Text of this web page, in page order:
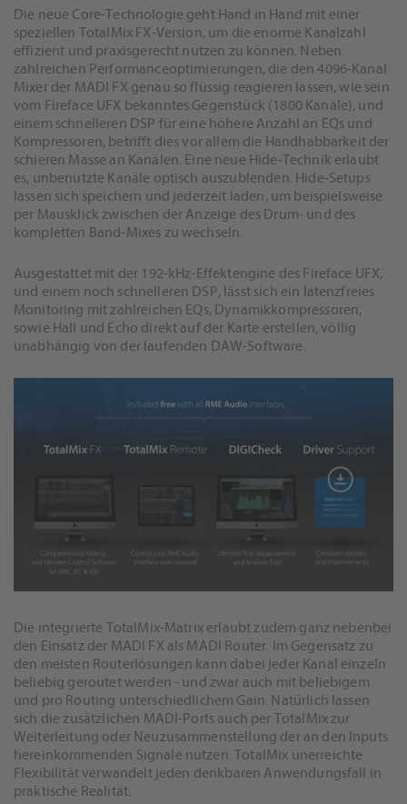
Die neue Core-Technologie geht Hand in Hand mit einer
speziellen TotalMix FX-Version, um die enorme Kanalzahl
effizient und praxisgerecht nutzen zu können. Neben
zahlreichen Performanceoptimierungen, die den 4096-Kanal
Mixer der MADI FX genau so flüssig reagieren lassen, wie sein
vom Fireface UFX bekanntes Gegenstück (1800 Kanäle), und
einem schnelleren DSP für eine höhere Anzahl an EQs und
Kompressoren, betrifft dies vor allem die Handhabbarkeit der
schieren Masse an Kanälen. Eine neue Hide-Technik erlaubt
es, unbenutzte Kanäle optisch auszublenden. Hide-Setups
lassen sich speichern und jederzeit laden, um beispielsweise
per Mausklick zwischen der Anzeige des Drum- und des
kompletten Band-Mixes zu wechseln.
Ausgestattet mit der 192-kHz-Effektengine des Fireface UFX,
und einem noch schnelleren DSP, lässt sich ein latenzfreies
Monitoring mit zahlreichen EQs, Dynamikkompressoren,
sowie Hall und Echo direkt auf der Karte erstellen, völlig
unabhängig von der laufenden DAW-Software.
Die integrierte TotalMix-Matrix erlaubt zudem ganz nebenbei
den Einsatz der MADI FX als MADI Router. Im Gegensatz zu
den meisten Routerlösungen kann dabei jeder Kanal einzeln
beliebig geroutet werden - und zwar auch mit beliebigem
und pro Routing unterschiedlichem Gain. Natürlich lassen
sich die zusätzlichen MADI-Ports auch per TotalMix zur
Weiterleitung oder Neuzusammenstellung der an den Inputs
hereinkommenden Signale nutzen. TotalMix unerreichte
Flexibilität verwandelt jeden denkbaren Anwendungsfall in
praktische Realität.